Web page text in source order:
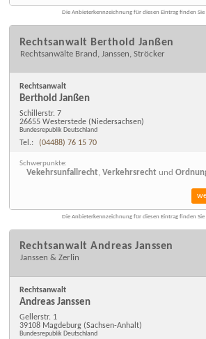
Die Anbieterkennzeichnung für diesen Eintrag finden
Rechtsanwalt Berthold Janßen
Rechtsanwälte Brand, Janssen, Ströcker
Rechtsanwalt
Berthold Janßen
Schillerstr. 7
26655 Westerstede (Niedersachsen)
Bundesrepublik Deutschland
Tel.: (04488) 76 15 70
Schwerpunkte:
Vekehrsunfallrecht,Verkehrsrecht und
Die Anbieterkennzeichnung für diesen Eintrag finden
Rechtsanwalt Andreas Janssen
Janssen & Zerlin
Rechtsanwalt
Andreas Janssen
Gellerstr. 1
39108 Magdeburg (Sachsen-Anhalt)
Bundesrepublik Deutschland